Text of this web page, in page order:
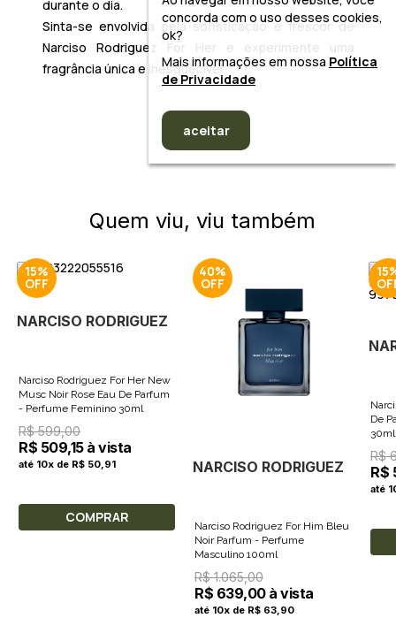
durante o dia.
Sinta-se envolvida pela sofisticação e frescor de
Narciso Rodriguez For Her e experimente uma
fragrância única e inesquecível.
Quem viu, viu também
15%
NARCISO RODRIGUEZ
Narciso Rodriguez For Her New
Musc Noir Rose Eau De Parfum
- Perfume Feminino 30ml
R$ 599,00
R$ 509,15 à vista
até 10x de R$ 50,91
COMPRAR
40%
NARCISO RODRIGUEZ
Narciso Rodriguez For Him Bleu
Noir Parfum - Perfume
Masculino 100ml
R$ 1.065,00
R$ 639,00 à vista
até 10x de R$ 63,90
De
30ml
R$
R$
até
concorda com o uso desses cookies,
ok?
Mais informações em nossa Política
de Privacidade
aceitar